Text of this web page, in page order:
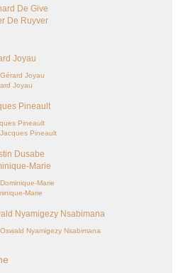
De Give
De Ruyver
Joyau
Joyau
Joyau
Pineault
Pineault
Pineault
Dusabe
Marie
Marie
Marie
Nyamigezy Nsabimana
Nyamigezy Nsabimana